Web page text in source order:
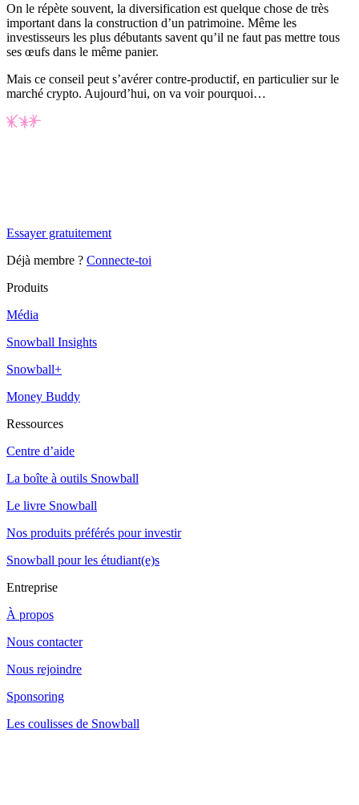
On le répète souvent, la diversification est quelque chose de très
important dans la construction d’un patrimoine. Même les
investisseurs les plus débutants savent qu’il ne faut pas mettre tous
ses œufs dans le même panier.
Mais ce conseil peut s’avérer contre-productif, en particulier sur le
marché crypto. Aujourd’hui, on va voir pourquoi…
Essayer gratuitement
Déjà membre ? Connecte-toi
Produits
Média
Snowball Insights
Snowball+
Money Buddy
Ressources
Centre d’aide
La boîte à outils Snowball
Le livre Snowball
Nos produits préférés pour investir
Snowball pour les étudiant(e)s
Entreprise
À propos
Nous contacter
Nous rejoindre
Sponsoring
Les coulisses de Snowball